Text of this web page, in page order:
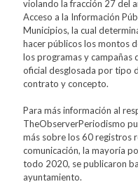
violando la fracción 27 del
Acceso a la Información
Municipios, la cual
hacer públicos los montos
los programas y campañas
oficial desglosada por tipo
contrato y concepto.
Para más información al
TheObserverPeriodismo
más sobre los 60 registros
comunicación, la mayoría
todo 2020, se publicaron
ayuntamiento.